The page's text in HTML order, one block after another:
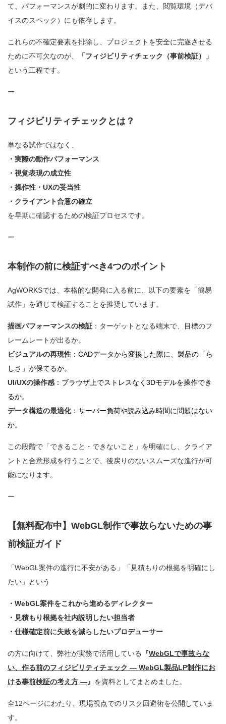
て、パフォーマンスが劇的に変わります。また、閲覧環境（デバ
イスのスペック）にも依存します。
これらの不確定要素を排除し、プロジェクトを安全に完遂させる
ために不可欠なのが、
「フィジビリティチェック（事前検証）」
という工程です。
ー
フィジビリティチェックとは？
単なる試作ではなく、
・実際の動作パフォーマンス
・視覚表現の成立性
・操作性・UXの妥当性
・クライアント合意の確立
を早期に確認するための検証プロセスです。
ー
本制作の前に検証すべき4つのポイント
AgWORKSでは、本格的な開発に入る前に、以下の要素を「簡易
試作」を通じて検証することを推奨しています。
描画パフォーマンスの検証 ：ターゲットとなる端末で、目標のフ
レームレートが出るか。
ビジュアルの再現性 ：CADデータから変換した際に、製品の「ら
しさ」が保てるか。
UI/UXの操作感 ：ブラウザ上でストレスなく3Dモデルを操作でき
るか。
データ構造の最適化：サーバー負荷や読み込み時間に問題はない
か。
この段階で「できること・できないこと」を明確にし、クライア
ントと合意形成を行うことで、後戻りのないスムーズな進行が可
能になります。
ー
【無料配布中】WebGL制作で事故らないための事
前検証ガイド
「WebGL案件の進行に不安がある」「見積もりの根拠を明確にし
たい」という
・WebGL案件をこれから進めるディレクター
・見積もり根拠を社内説明したい担当者
・仕様確定前に失敗を減らしたいプロデューサー
の方に向けて、弊社が実務で活用している 『WebGLで事故らな
い、作る前のフィジビリティチェック ― WebGL製品LP制作にお
ける事前検証の考え方 ―』 を資料としてまとめました。
全12ページにわたり、現場視点でのリスク回避術を公開していま
す。